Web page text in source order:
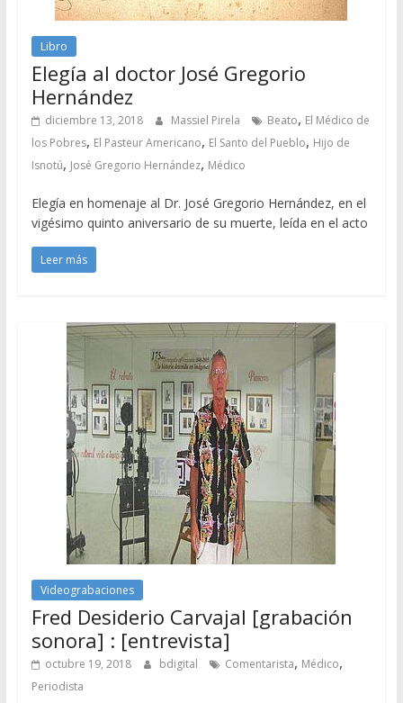
Libro
Elegía al doctor José Gregorio
Hernández
diciembre 13, 2018 Massiel Pirela Beato, El Médico de
los Pobres, El Pasteur Americano, El Santo del Pueblo, Hijo de
Isnotú, José Gregorio Hernández, Médico
Elegía en homenaje al Dr. José Gregorio Hernández, en el
vigésimo quinto aniversario de su muerte, leída en el acto
Leer más
Videograbaciones
Fred Desiderio Carvajal [grabación
sonora] : [entrevista]
octubre 19, 2018 bdigital Comentarista, Médico,
Periodista